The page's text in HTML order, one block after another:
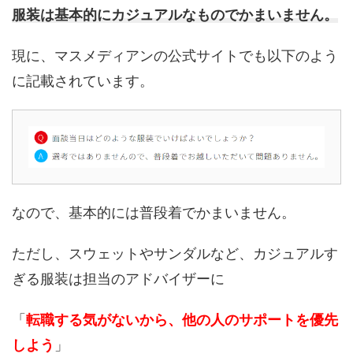
服装は基本的にカジュアルなものでかまいません。
現に、マスメディアンの公式サイトでも以下のよう
に記載されています。
なので、基本的には普段着でかまいません。
ただし、スウェットやサンダルなど、カジュアルす
ぎる服装は担当のアドバイザーに
「 転職する気がないから、他の人のサポートを優先
しよう 」